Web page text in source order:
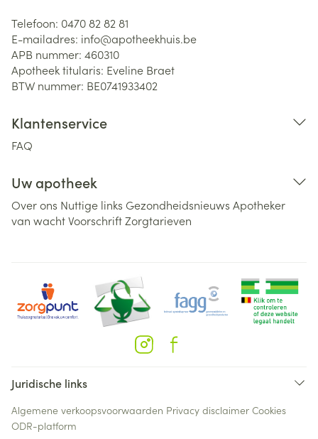
Telefoon: 0470 82 82 81
E-mailadres: info@apotheekhuis.be
APB nummer: 460310
Apotheek titularis: Eveline Braet
BTW nummer: BE0741933402
Klantenservice
FAQ
Uw apotheek
Over ons Nuttige links Gezondheidsnieuws Apotheker
van wachtVoorschriftZorgtarieven
Juridische links
Algemene verkoopsvoorwaarden Privacy disclaimer Cookies
ODR-platform